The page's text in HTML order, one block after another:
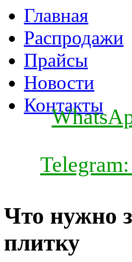
Главная
Распродажи
Прайсы
Новости
Контакты
Что нужно
плитку